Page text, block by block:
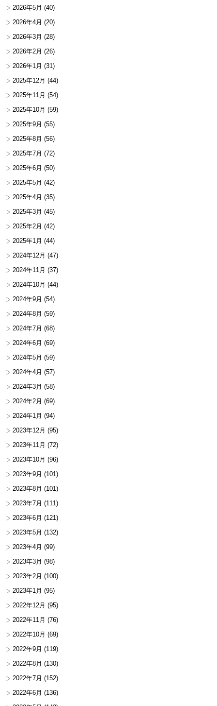
2026年5月 (40)
2026年4月 (20)
2026年3月 (28)
2026年2月 (26)
2026年1月 (31)
2025年12月 (44)
2025年11月 (54)
2025年10月 (59)
2025年9月 (55)
2025年8月 (56)
2025年7月 (72)
2025年6月 (50)
2025年5月 (42)
2025年4月 (35)
2025年3月 (45)
2025年2月 (42)
2025年1月 (44)
2024年12月 (47)
2024年11月 (37)
2024年10月 (44)
2024年9月 (54)
2024年8月 (59)
2024年7月 (68)
2024年6月 (69)
2024年5月 (59)
2024年4月 (57)
2024年3月 (58)
2024年2月 (69)
2024年1月 (94)
2023年12月 (95)
2023年11月 (72)
2023年10月 (96)
2023年9月 (101)
2023年8月 (101)
2023年7月 (111)
2023年6月 (121)
2023年5月 (132)
2023年4月 (99)
2023年3月 (98)
2023年2月 (100)
2023年1月 (95)
2022年12月 (95)
2022年11月 (76)
2022年10月 (69)
2022年9月 (119)
2022年8月 (130)
2022年7月 (152)
2022年6月 (136)